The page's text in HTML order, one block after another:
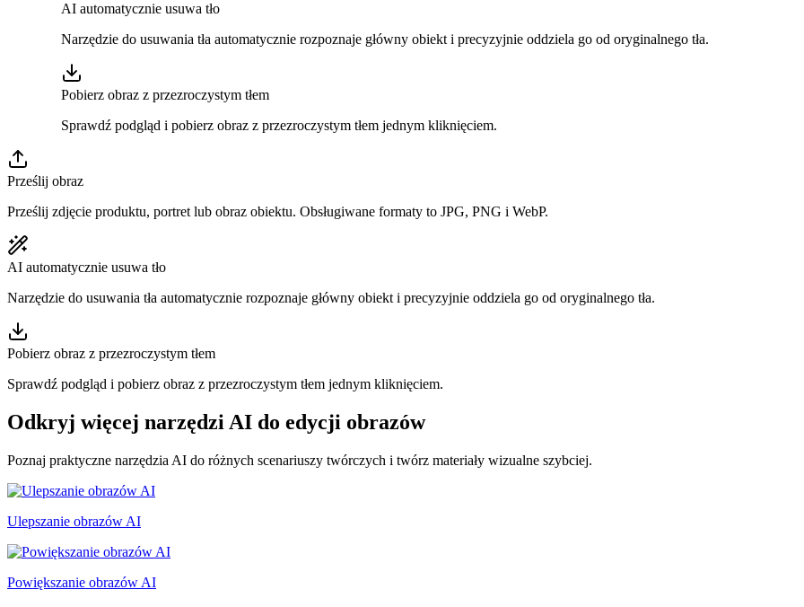
AI automatycznie usuwa tło
Narzędzie do usuwania tła automatycznie rozpoznaje główny obiekt i precyzyjnie oddziela go od oryginalnego tła.
Pobierz obraz z przezroczystym tłem
Sprawdź podgląd i pobierz obraz z przezroczystym tłem jednym kliknięciem.
Prześlij obraz
Prześlij zdjęcie produktu, portret lub obraz obiektu. Obsługiwane formaty to JPG, PNG i WebP.
AI automatycznie usuwa tło
Narzędzie do usuwania tła automatycznie rozpoznaje główny obiekt i precyzyjnie oddziela go od oryginalnego tła.
Pobierz obraz z przezroczystym tłem
Sprawdź podgląd i pobierz obraz z przezroczystym tłem jednym kliknięciem.
Odkryj więcej narzędzi AI do edycji obrazów
Poznaj praktyczne narzędzia AI do różnych scenariuszy twórczych i twórz materiały wizualne szybciej.
Ulepszanie obrazów AI
Powiększanie obrazów AI